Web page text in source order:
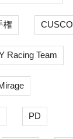
権 CUSCO
Racing Team
PD